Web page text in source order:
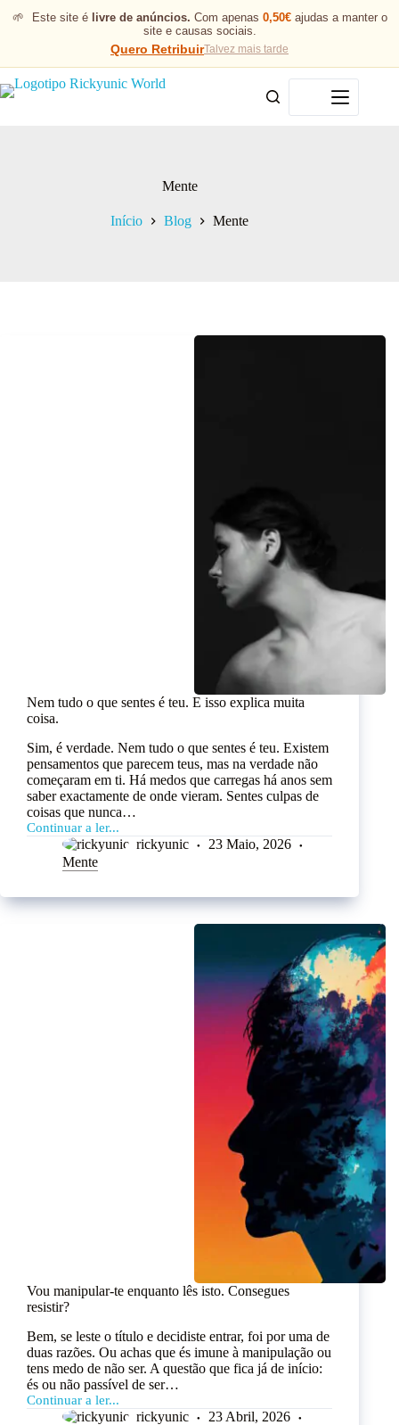
🌱 Este site é livre de anúncios. Com apenas 0,50€ajudas a manter o
site e causas sociais.
Quero RetribuirTalvez mais tarde
Menu
Mente
Início Blog Mente
Nem tudo o que sentes é teu. E isso explica muita
coisa.
Sim, é verdade. Nem tudo o que sentes é teu. Existem
pensamentos que parecem teus, mas na verdade não
começaram em ti. Há medos que carregas há anos sem
saber exactamente de onde vieram. Sentes culpas de
coisas que nunca…
Continuar a ler...
rickyunic
23 Maio, 2026
Mente
Vou manipular-te enquanto lês isto. Consegues
resistir?
Bem, se leste o título e decidiste entrar, foi por uma de
duas razões. Ou achas que és imune à manipulação ou
tens medo de não ser. A questão que fica já de início:
és ou não passível de ser…
Continuar a ler...
rickyunic
23 Abril, 2026